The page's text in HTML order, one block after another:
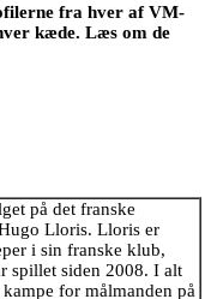
fra hver af VM-
kæde. Læs om de
på det franske
Lloris. Lloris er
i sin franske klub,
spillet siden 2008. I alt
for målmanden på